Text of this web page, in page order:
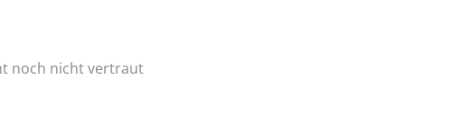
noch nicht vertraut